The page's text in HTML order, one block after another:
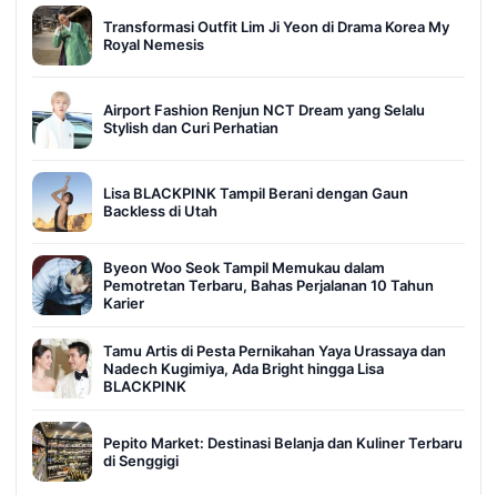
Transformasi Outfit Lim Ji Yeon di Drama Korea My
Royal Nemesis
Airport Fashion Renjun NCT Dream yang Selalu
Stylish dan Curi Perhatian
Lisa BLACKPINK Tampil Berani dengan Gaun
Backless di Utah
Byeon Woo Seok Tampil Memukau dalam
Pemotretan Terbaru, Bahas Perjalanan 10 Tahun
Karier
Tamu Artis di Pesta Pernikahan Yaya Urassaya dan
Nadech Kugimiya, Ada Bright hingga Lisa
BLACKPINK
Pepito Market: Destinasi Belanja dan Kuliner Terbaru
di Senggigi